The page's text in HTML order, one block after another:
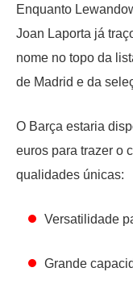
Enquanto
Joan Laporta já
nome no topo da
de Madrid e da
O Barça estaria
euros para trazer o
qualidades únicas:
Versatilidade
Grande